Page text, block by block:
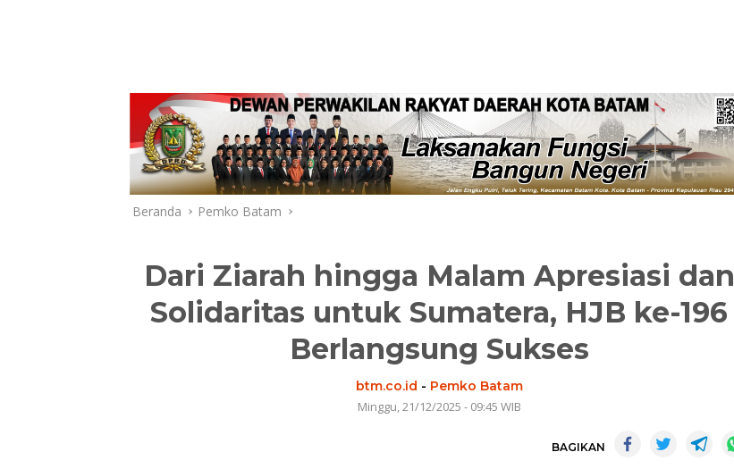
Beranda Pemko Batam
Dari Ziarah hingga Malam Apresiasi dan
Solidaritas untuk Sumatera, HJB ke-196
Berlangsung Sukses
btm.co.id - Pemko Batam
Minggu, 21/12/2025 - 09:45 WIB
BAGIKAN